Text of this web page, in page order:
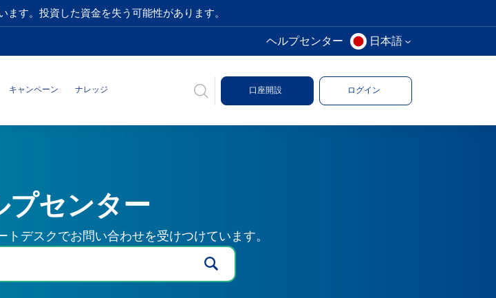
す。投資した資金を失う可能性があります。
ヘルプセンター 日本語
キャンペーン ナレッジ 口座開設 ログイン
プセンター
デスクでお問い合わせを受けつけています。